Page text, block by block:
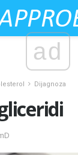
ad
Dijagnoza